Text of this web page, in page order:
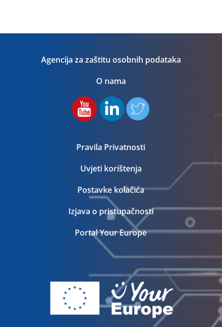
Agencija za zaštitu osobnih podataka
O nama
Pravila Privatnosti
Uvjeti korištenja
Postavke kolačića
Izjava o pristupačnosti
Portal Your Europe